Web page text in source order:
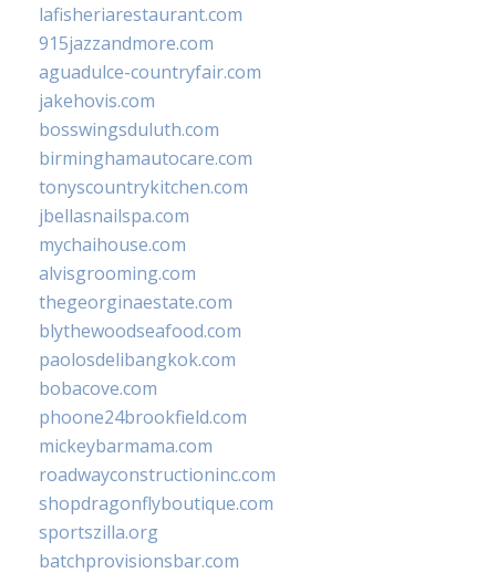
lafisheriarestaurant.com
915jazzandmore.com
aguadulce-countryfair.com
jakehovis.com
bosswingsduluth.com
birminghamautocare.com
tonyscountrykitchen.com
jbellasnailspa.com
mychaihouse.com
alvisgrooming.com
thegeorginaestate.com
blythewoodseafood.com
paolosdelibangkok.com
bobacove.com
phoone24brookfield.com
mickeybarmama.com
roadwayconstructioninc.com
shopdragonflyboutique.com
sportszilla.org
batchprovisionsbar.com